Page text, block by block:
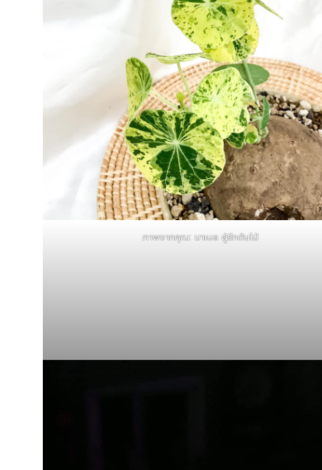
ภาพจากคุณ: มาเบล ผู้รักต้นไม้